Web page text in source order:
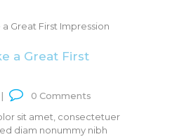
a Great First
0 Comments
sit amet, consectetuer
diam nonummy nibh